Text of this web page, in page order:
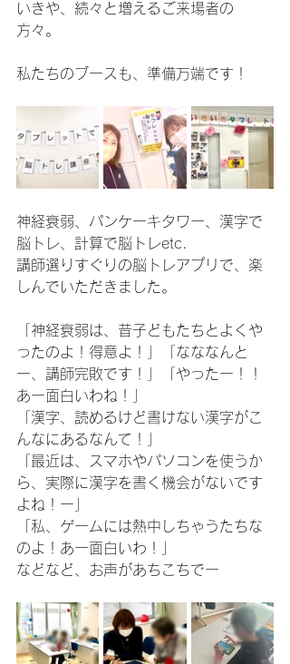
いきや、続々と増えるご来場者の
方々。
私たちのブースも、準備万端です！
神経衰弱、パンケーキタワー、漢字で
脳トレ、計算で脳トレetc.
講師選りすぐりの脳トレアプリで、楽
しんでいただきました。
「神経衰弱は、昔子どもたちとよくや
ったのよ！得意よ！」「なななんと
ー、講師完敗です！」「やったー！！
あー面白いわね！」
「漢字、読めるけど書けない漢字がこ
んなにあるなんて！」
「最近は、スマホやパソコンを使うか
ら、実際に漢字を書く機会がないです
よね！ー」
「私、ゲームには熱中しちゃうたちな
のよ！あー面白いわ！」
などなど、お声があちこちでー